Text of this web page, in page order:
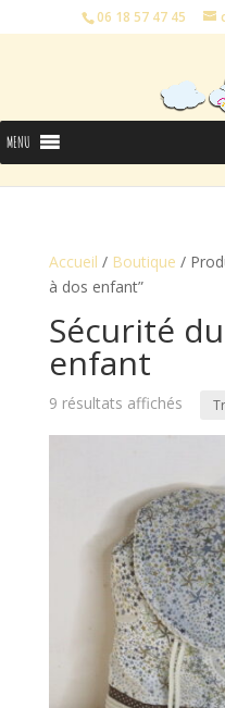
06 18 57 47 45
MENU
Accueil / Boutique /
à dos enfant”
Sécurité
enfant
9 résultats affichés